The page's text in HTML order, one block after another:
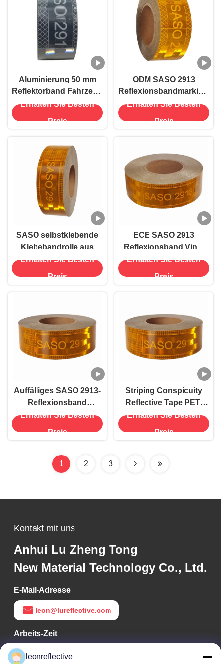
Aluminierung 50 mm
Reflektorband Fahrzeug
SASO 2913
Erhalten Sie Besten
Preis
ODM SASO 2913
Roll für Lkw
Erhalten Sie Besten
Preis
SASO selbstklebende
Klebebandrolle aus
Radium für schwere
Erhalten Sie Besten
Preis
ECE SASO 2913
Reflexionsband Vinyl
Klebeblatt für Lkw
Erhalten Sie Besten
Preis
Auffälliges SASO 2913-
Reflexionsband
Radium-Tape Roll Gelb
Erhalten Sie Besten
Preis
Striping Conspicuity
Reflective Tape PET-
Material OEM
Erhalten Sie Besten
Preis
1 2 3
Kontakt mit uns
Anhui Lu Zheng Tong
New Material Technology Co., Ltd.
E-Mail-Adresse
leon@lureflective.com
Arbeits-Zeit
9:00-18:00
leonreflective